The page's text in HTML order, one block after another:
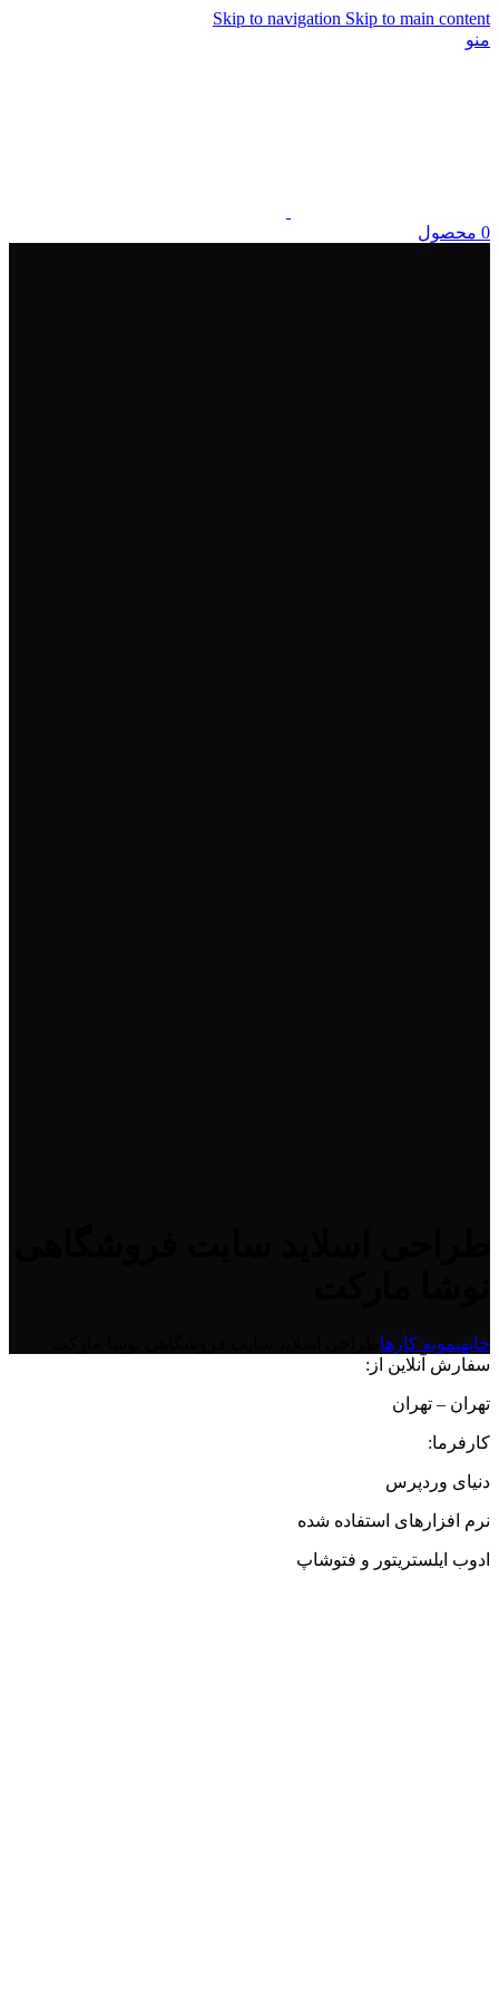
Skip to navigation Skip to main content
منو
0 محصول
خانهنمونه کارها
سفارش آنلاین از:
تهران – تهران
کارفرما:
دنیای وردپرس
نرم افزارهای استفاده شده
ادوب ایلستریتور و فتوشاپ